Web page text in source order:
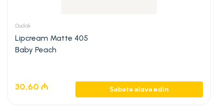
Dudak
Lipcream Matte 405
Baby Peach
30,60 ₼ Səbətə əlavə edin